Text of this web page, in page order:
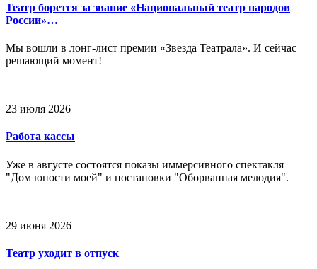
Театр борется за звание «Национальный театр народов
России»…
Мы вошли в лонг-лист премии «Звезда Театрала». И сейчас
решающий момент!
23 июля 2026
Работа кассы
Уже в августе состоятся показы иммерсивного спектакля
"Дом юности моей" и постановки "Оборванная мелодия".
29 июня 2026
Театр уходит в отпуск